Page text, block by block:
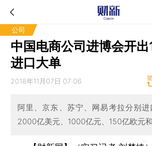
公司
中国电商公司进博会开
进口大单
2018年11月07日 07:06
阿里、京东、苏宁、网易考拉分别进
2000亿美元、1000亿元、150亿欧元